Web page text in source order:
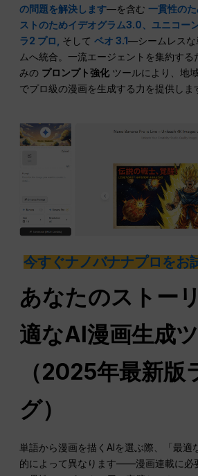
の問題を解決します—を含む一貫性の
ストのためイデオグラム3.0、ユニコー
ラ2 プロ, そしてベオ 3.1—シームレスな
ムへ統合。一流エージェントを集約する
みの プロンプト強化 ツールにより、地
でプロ級の漫画を生成する力を提供しま
今すぐナノバナナプロをお
あなたのストー
適なAI漫画生成
（2025年最新版
グ）
単語から漫画を描くAIを選ぶ際、「最適
的によって異なります——漫画連載に必